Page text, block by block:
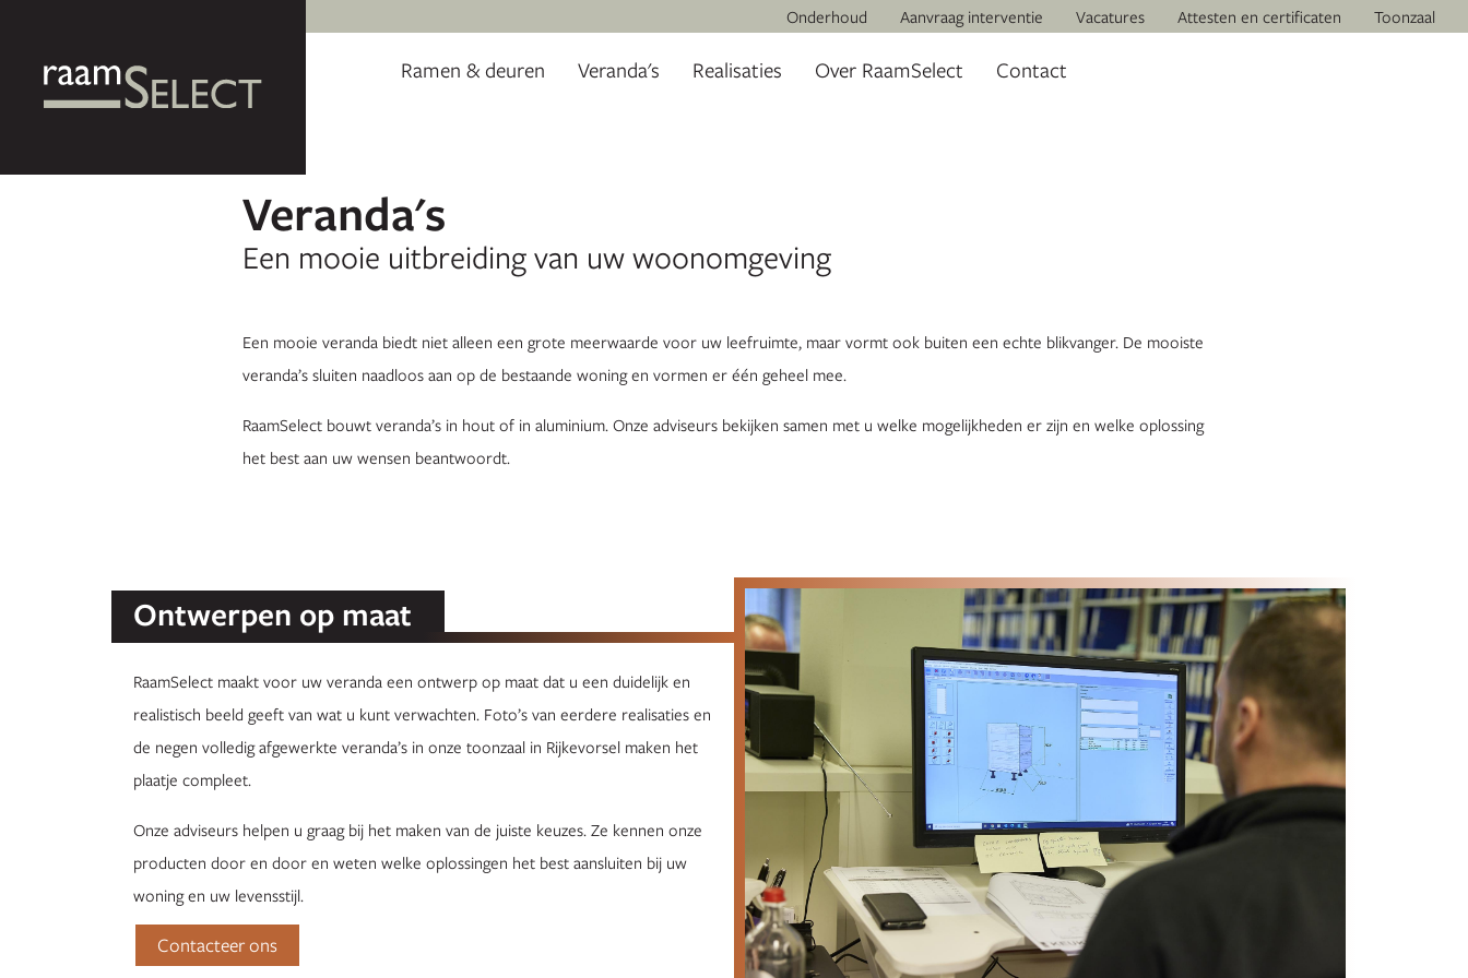
Ramen & deuren Veranda's Realisaties Over RaamSelect Contact
Onderhoud Aanvraag interventie Vacatures Attesten en certificaten Toonzaal
Veranda's
Een mooie uitbreiding van uw woonomgeving
Een mooie veranda biedt niet alleen een grote meerwaarde voor uw leefruimte, maar vormt ook buiten een echte blikvanger. De mooiste
veranda’s sluiten naadloos aan op de bestaande woning en vormen er één geheel mee.
RaamSelect bouwt veranda’s in hout of in aluminium. Onze adviseurs bekijken samen met u welke mogelijkheden er zijn en welke oplossing
het best aan uw wensen beantwoordt.
Ontwerpen op maat
RaamSelect maakt voor uw veranda een ontwerp op maat dat u een duidelijk en
realistisch beeld geeft van wat u kunt verwachten. Foto’s van eerdere realisaties en
de negen volledig afgewerkte veranda’s in onze toonzaal in Rijkevorsel maken het
plaatje compleet.
Onze adviseurs helpen u graag bij het maken van de juiste keuzes. Ze kennen onze
producten door en door en weten welke oplossingen het best aansluiten bij uw
woning en uw levensstijl.
Contacteer ons